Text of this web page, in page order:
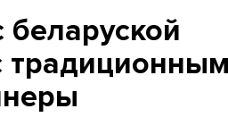
традиционным